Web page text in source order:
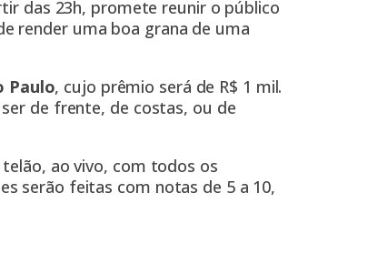
das 23h, promete reunir o público
render uma boa grana de uma
Paulo, cujo prêmio será de R$ 1 mil.
de frente, de costas, ou de
ao vivo, com todos os
serão feitas com notas de 5 a 10,